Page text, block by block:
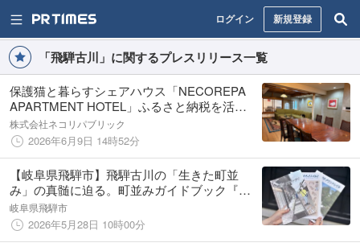
ログイン 新規登録
「飛騨古川」に関するプレスリリース一覧
保護猫と暮らすシェアハウス「NECOREPA
APARTMENT HOTEL」ふるさと納税を活用
して飛騨古川に誕生。6月19日・20日にオー
プンハウス開催
株式会社ネコリパブリック
2026年6月9日 14時52分
【岐阜県飛騨市】飛騨古川の「生きた町並
み」の真髄に迫る。町並みガイドブック『飛
騨古川タウントレイル３』が待望の発売開
始！
岐阜県飛騨市
2026年5月28日 10時00分